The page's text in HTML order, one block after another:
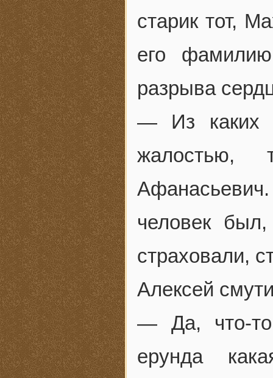
старик тот,
его
разрыва
— Из каких
жалостью,
человек
страховали,
Алексей
— Да, что-то
ерунда